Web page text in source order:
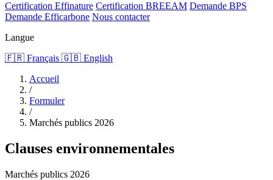
Certification Effinature Certification BREEAM Demande BPS
Demande Efficarbone Nous contacter
Langue
🇫🇷 Français 🇬🇧 English
Accueil
/
Formuler
/
Marchés publics 2026
Clauses environnementales
Marchés publics 2026